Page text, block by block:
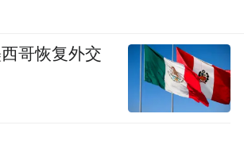
哥恢复外交